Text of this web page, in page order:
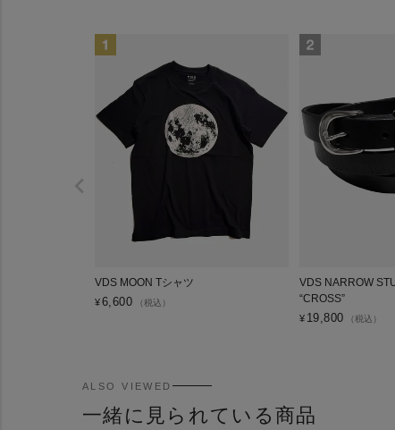
VDS MOON Tシャツ
¥6,600 （税込）
VDS NARROW
“CROSS”
¥ 19,800 （税込）
ALSO VIEWED
一緒に見られている商品